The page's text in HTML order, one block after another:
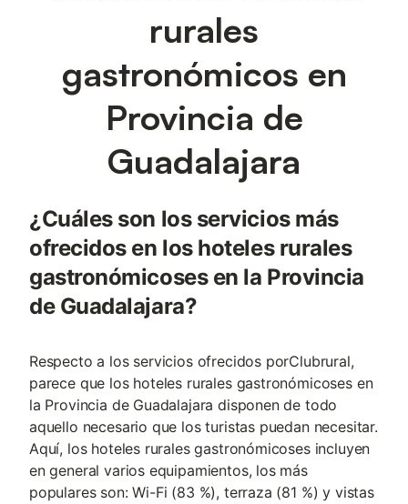
rurales
gastronómicos en
Provincia de
Guadalajara
¿Cuáles son los servicios más
ofrecidos en los hoteles rurales
gastronómicoses en la Provincia
de Guadalajara?
Respecto a los servicios ofrecidos porClubrural,
parece que los hoteles rurales gastronómicoses en
la Provincia de Guadalajara disponen de todo
aquello necesario que los turistas puedan necesitar.
Aquí, los hoteles rurales gastronómicoses incluyen
en general varios equipamientos, los más
populares son: Wi-Fi (83 %), terraza (81 %) y vistas